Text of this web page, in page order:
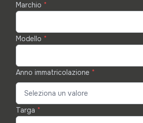
Marchio *
Modello *
Anno immatricolazione *
Seleziona un valore
Targa *